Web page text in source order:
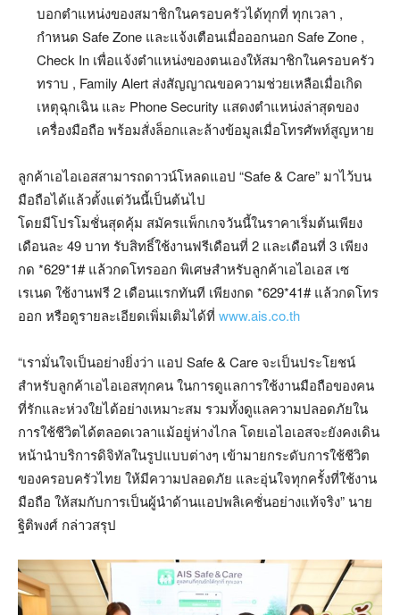
บอกตำแหน่งของสมาชิกในครอบครัวได้ทุกที่ ทุกเวลา ,
กำหนด Safe Zone และแจ้งเตือนเมื่อออกนอก Safe Zone ,
Check In เพื่อแจ้งตำแหน่งของตนเองให้สมาชิกในครอบครัว
ทราบ , Family Alert ส่งสัญญาณขอความช่วยเหลือเมื่อเกิด
เหตุฉุกเฉิน และ Phone Security แสดงตำแหน่งล่าสุดของ
เครื่องมือถือ พร้อมสั่งล็อกและล้างข้อมูลเมื่อโทรศัพท์สูญหาย
ลูกค้าเอไอเอสสามารถดาวน์โหลดแอป “Safe & Care” มาไว้บน
มือถือได้แล้วตั้งแต่วันนี้เป็นต้นไป
โดยมีโปรโมชั่นสุดคุ้ม สมัครแพ็กเกจวันนี้ในราคาเริ่มต้นเพียง
เดือนละ 49 บาท รับสิทธิ์ใช้งานฟรีเดือนที่ 2 และเดือนที่ 3 เพียง
กด *629*1# แล้วกดโทรออก พิเศษสำหรับลูกค้าเอไอเอส เซ
เรเนด ใช้งานฟรี 2 เดือนแรกทันที เพียงกด *629*41# แล้วกดโทร
ออก หรือดูรายละเอียดเพิ่มเติมได้ที่ www.ais.co.th
“เรามั่นใจเป็นอย่างยิ่งว่า แอป Safe & Care จะเป็นประโยชน์
สำหรับลูกค้าเอไอเอสทุกคน ในการดูแลการใช้งานมือถือของคน
ที่รักและห่วงใยได้อย่างเหมาะสม รวมทั้งดูแลความปลอดภัยใน
การใช้ชีวิตได้ตลอดเวลาแม้อยู่ห่างไกล โดยเอไอเอสจะยังคงเดิน
หน้านำบริการดิจิทัลในรูปแบบต่างๆ เข้ามายกระดับการใช้ชีวิต
ของครอบครัวไทย ให้มีความปลอดภัย และอุ่นใจทุกครั้งที่ใช้งาน
มือถือ ให้สมกับการเป็นผู้นำด้านแอปพลิเคชั่นอย่างแท้จริง” นาย
ฐิติพงศ์ กล่าวสรุป